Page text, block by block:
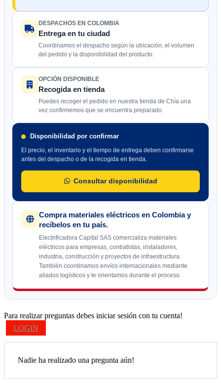
DESPACHOS EN COLOMBIA
Entrega en tu ciudad
Coordinamos el despacho según la ubicación, el volumen
del pedido y la disponibilidad del producto.
OPCIÓN DISPONIBLE
Recogida en tienda
Puedes recoger el pedido en nuestra tienda de Chía una
vez confirmemos que se encuentra preparado.
Disponibilidad por confirmar
El precio, el inventario y el tiempo de entrega deben confirmarse
antes del despacho o de la recogida en tienda.
Consultar disponibilidad
Compra materiales eléctricos en Colombia y
recíbelos en tu país.
Electrificadora Capital SAS comercializa materiales
eléctricos para empresas, contratistas, instaladores,
industria, construcción y proyectos de infraestructura.
También coordinamos envíos internacionales mediante
aliados logísticos y te orientamos durante el proceso.
Para realizar preguntas debes iniciar sesión con tu cuenta!
LOGIN
Nadie ha realizado una pregunta aún!